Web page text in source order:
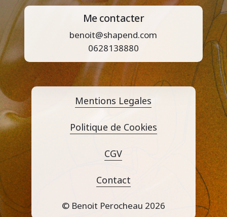
Me contacter
benoit@shapend.com
0628138880
Mentions Legales
Politique de Cookies
CGV
Contact
© Benoit Perocheau 2026